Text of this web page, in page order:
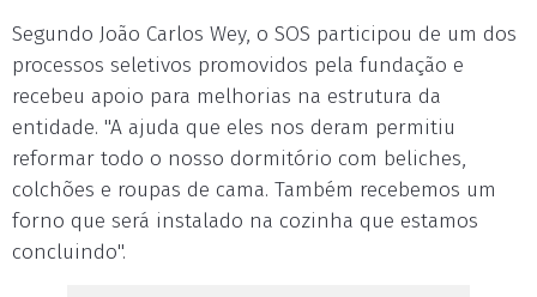
Segundo João Carlos Wey, o SOS participou de um dos
processos seletivos promovidos pela fundação e
recebeu apoio para melhorias na estrutura da
entidade. "A ajuda que eles nos deram permitiu
reformar todo o nosso dormitório com beliches,
colchões e roupas de cama. Também recebemos um
forno que será instalado na cozinha que estamos
concluindo".